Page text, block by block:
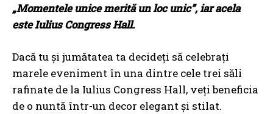
„Momentele unice merită un loc unic”, iar acela
este Iulius Congress Hall.
Dacă tu și jumătatea ta decideți să celebrați
marele eveniment în una dintre cele trei săli
rafinate de la Iulius Congress Hall, veți beneficia
de o nuntă într-un decor elegant și stilat.